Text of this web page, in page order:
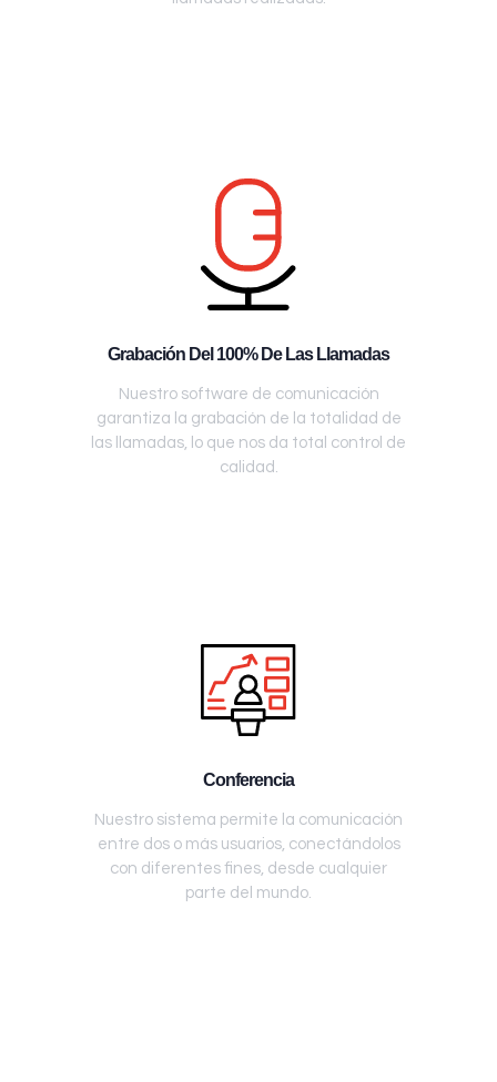
Grabación Del 100% De Las Llamadas
Nuestro software de comunicación
garantiza la grabación de la totalidad de
las llamadas, lo que nos da total control de
calidad.
Conferencia
Nuestro sistema permite la comunicación
entre dos o más usuarios, conectándolos
con diferentes fines, desde cualquier
parte del mundo.